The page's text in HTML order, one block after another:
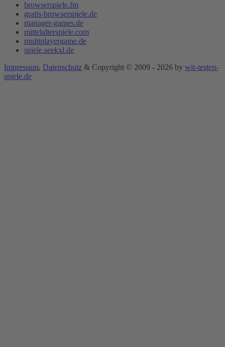
browserspiele.fm
gratis-browserspiele.de
manager-games.de
mittelalterspiele.com
multiplayergame.de
spiele.seekxl.de
Impressum, Datenschutz & Copyright © 2009 - 2026 by wir-testen-
spiele.de